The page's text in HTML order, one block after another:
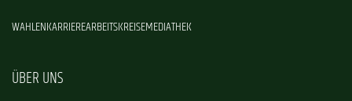
WAHLENKARRIEREARBEITSKREISEMEDIATHEK
ÜBER UNS